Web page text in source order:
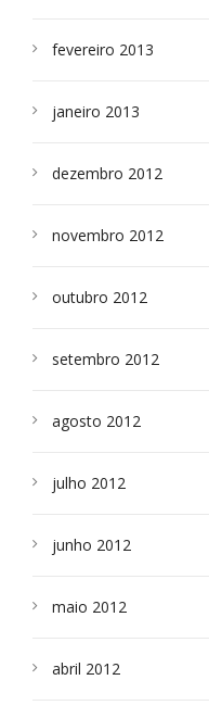
fevereiro 2013
janeiro 2013
dezembro 2012
novembro 2012
outubro 2012
setembro 2012
agosto 2012
julho 2012
junho 2012
maio 2012
abril 2012